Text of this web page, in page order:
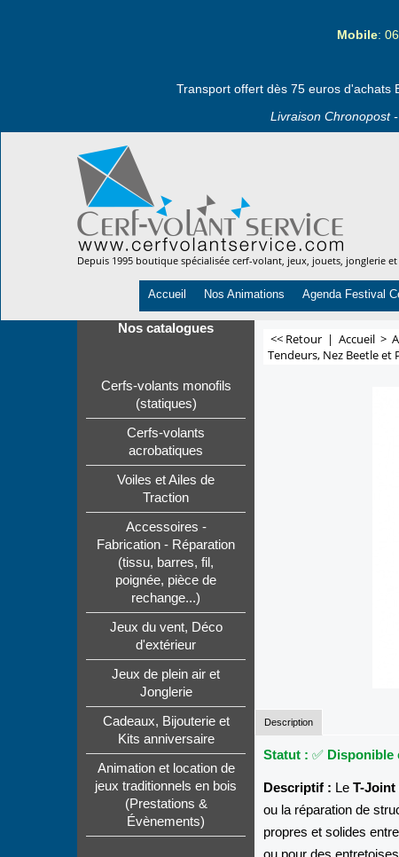
Mobile:
Transport offert dès 75 euros d'achats
Livraison Chronopost
Depuis 1995 boutique spécialisée cerf-volant, jeux, jouets, jonglerie et
Accueil Nos Animations Agenda Festival
Nos catalogues
Cerfs-volants monofils
(statiques)
Cerfs-volants
acrobatiques
Voiles et Ailes de
Traction
Accessoires -
Fabrication - Réparation
(tissu, barres, fil,
poignée, pièce de
rechange...)
Jeux du vent, Déco
d'extérieur
Jeux de plein air et
Jonglerie
Cadeaux, Bijouterie et
Kits anniversaire
Animation et location de
jeux traditionnels en bois
(Prestations &
Évènements)
<< Retour | Accueil >
Tendeurs, Nez Beetle et
Description
Statut : ✅ Disponible
Descriptif : Le T-Joint
ou la réparation de
propres et solides
ou pour des